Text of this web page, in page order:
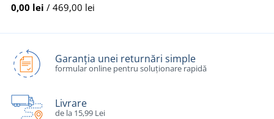
0,00 lei / 469,00 lei
Garanția unei returnări simple
formular online pentru soluționare rapidă
Livrare
de la 15,99 Lei